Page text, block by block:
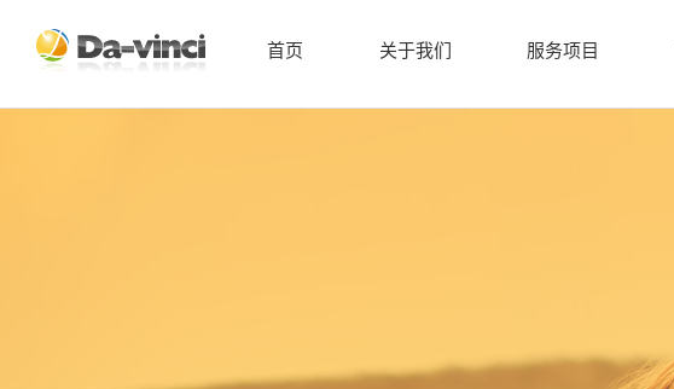
首页 关于我们 服务项目